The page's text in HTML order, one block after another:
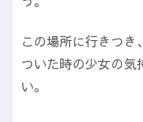
この場所に行きつ
ついた時の少女の気
い。